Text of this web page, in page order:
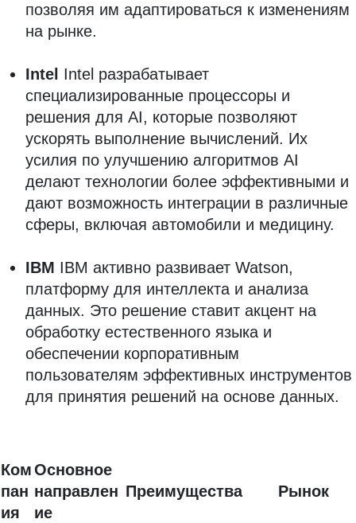
позволяя им адаптироваться к изменениям
на рынке.
Intel Intel разрабатывает
специализированные процессоры и
решения для AI, которые позволяют
ускорять выполнение вычислений. Их
усилия по улучшению алгоритмов AI
делают технологии более эффективными и
дают возможность интеграции в различные
сферы, включая автомобили и медицину.
IBM IBM активно развивает Watson,
платформу для интеллекта и анализа
данных. Это решение ставит акцент на
обработку естественного языка и
обеспечении корпоративным
пользователям эффективных инструментов
для принятия решений на основе данных.
Ком
пан
ия
Основное
направлен
ие
Преимущества Рынок